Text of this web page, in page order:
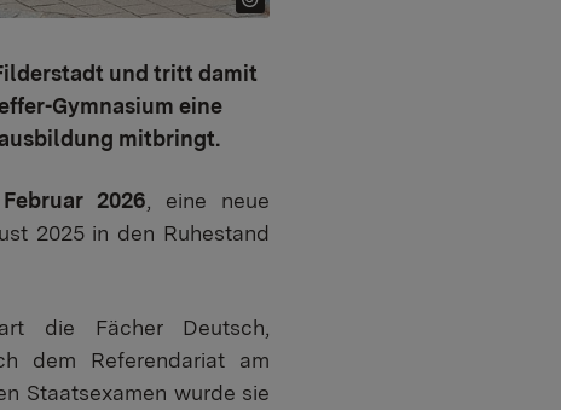
und tritt damit
Gymnasium eine
mitbringt.
2026 , eine neue
2025 in den Ruhestand
die Fächer Deutsch,
dem Referendariat am
Staatsexamen wurde sie